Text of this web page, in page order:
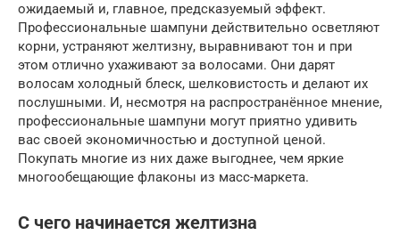
ожидаемый и, главное, предсказуемый эффект.
Профессиональные шампуни действительно осветляют
корни, устраняют желтизну, выравнивают тон и при
этом отлично ухаживают за волосами. Они дарят
волосам холодный блеск, шелковистость и делают их
послушными. И, несмотря на распространённое мнение,
профессиональные шампуни могут приятно удивить
вас своей экономичностью и доступной ценой.
Покупать многие из них даже выгоднее, чем яркие
многообещающие флаконы из масс-маркета.
С чего начинается желтизна